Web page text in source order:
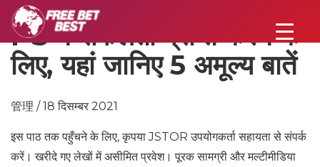
PS में सफलता प्राप्त करने के
लिए, यहां जानिए 5 अमूल्य बातें
管理 / 18 दिसम्बर 2021
इस पाठ तक पहुँचने के लिए, कृपया JSTOR उपयोगकर्ता सहायता से संपर्क
करें। खरीदे गए लेखों में असीमित प्रवेश। पूरक सामग्री और मल्टीमीडिया